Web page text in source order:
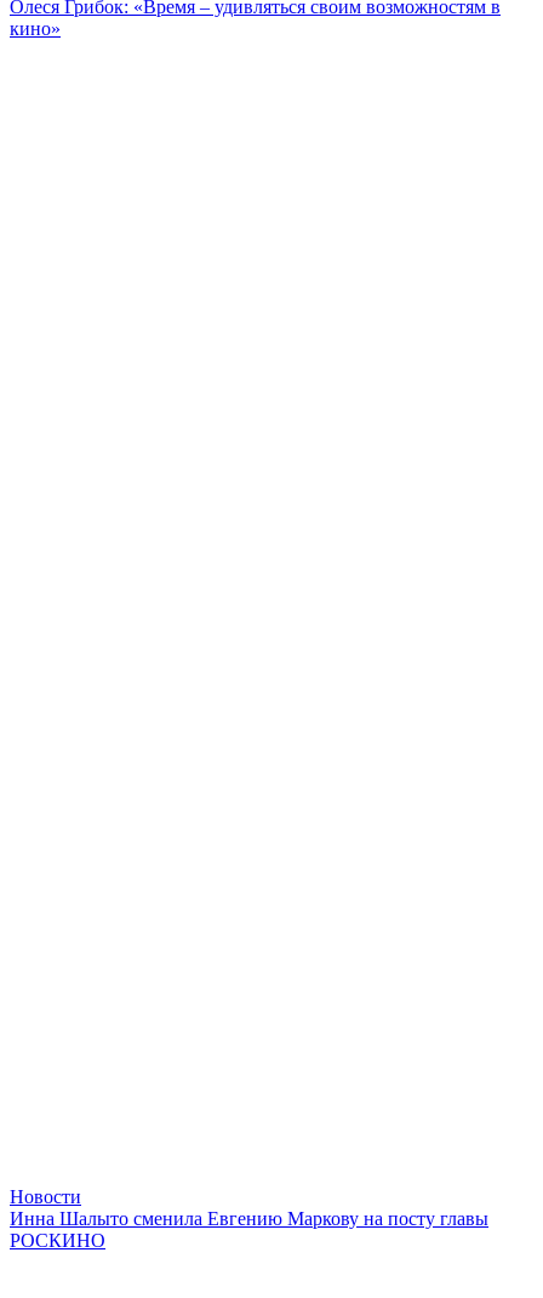
Олеся Грибок: «Время – удивляться своим возможностям в
кино»
Новости
Инна Шалыто сменила Евгению Маркову на посту главы
РОСКИНО